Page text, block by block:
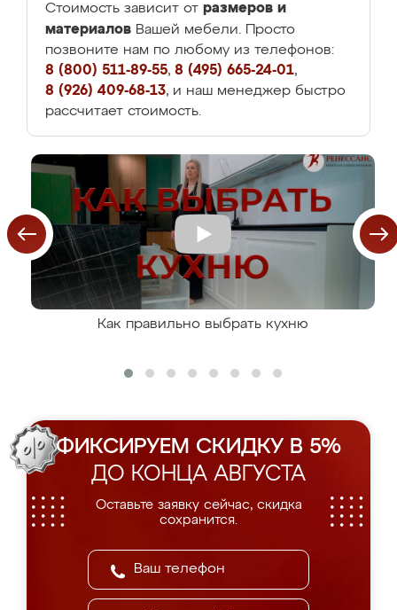
Стоимость зависит от размеров и
материалов Вашей мебели. Просто
позвоните нам по любому из телефонов:
8 (800) 511-89-55, 8 (495) 665-24-01,
8 (926) 409-68-13, и наш менеджер быстро
рассчитает стоимость.
Как правильно выбрать кухню
ФИКСИРУЕМ СКИДКУ В 5%
ДО КОНЦА АВГУСТА
Оставьте заявку сейчас, скидка
сохранится.